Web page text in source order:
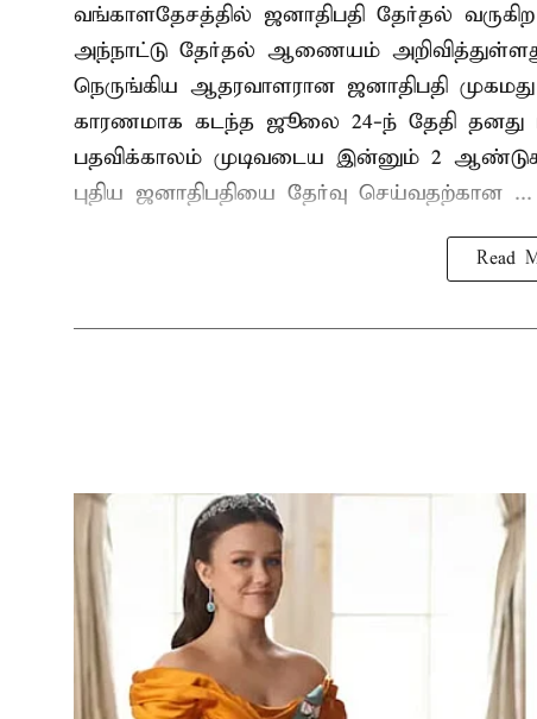
வங்காளதேசத்தில் ஜனாதிபதி தேர்தல்
அந்நாட்டு தேர்தல் ஆணையம்
நெருங்கிய ஆதரவாளரான ஜனாதிபதி
காரணமாக கடந்த ஜூலை 24-ந் தேதி தனது
பதவிக்காலம் முடிவடைய இன்னும் 2
புதிய ஜனாதிபதியை தேர்வு செய்வதற்கான ...
Read